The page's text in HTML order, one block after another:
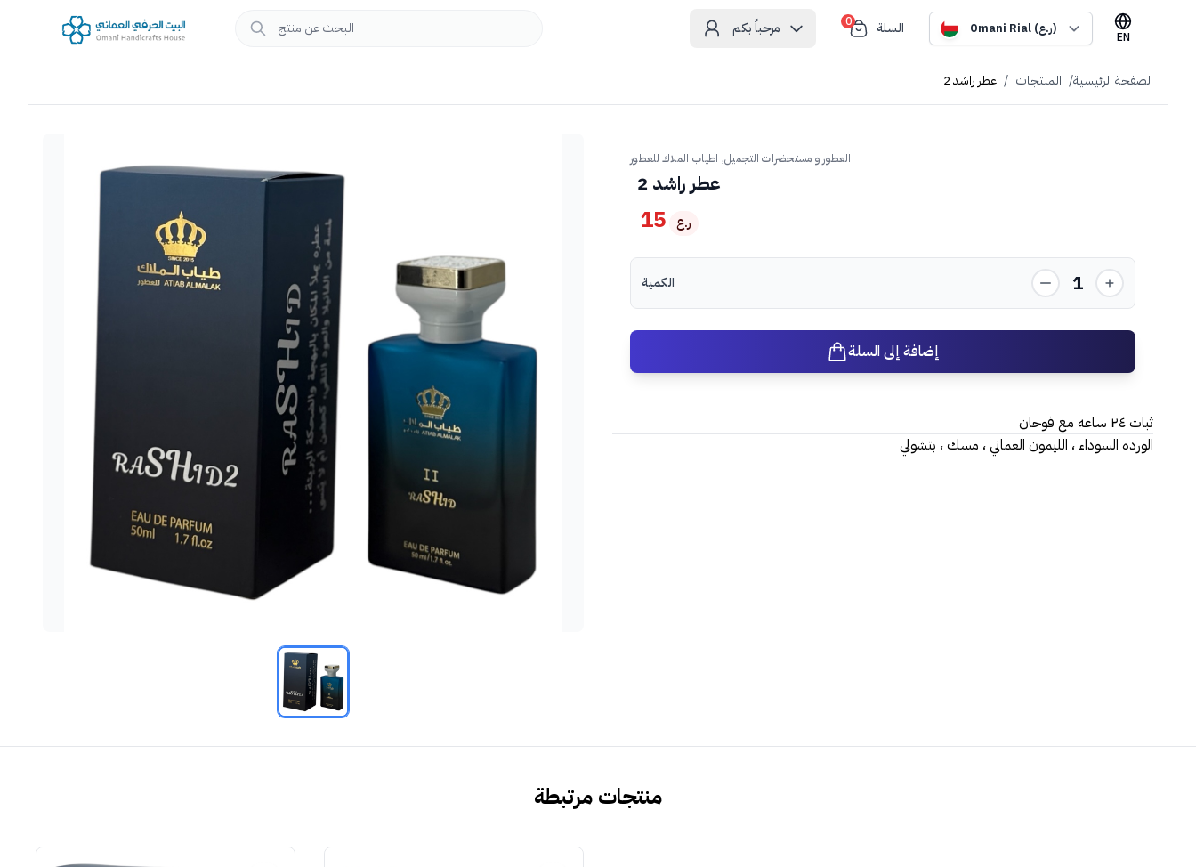
مرحباً بكم 0 السلة Omani Rial (ر.ع)
EN
الصفحة الرئيسية/ المنتجات / عطر راشد 2
العطور و مستحضرات التجميل, اطياب الملاك للعطور
عطر راشد 2
15 ر.ع
الكمية 1
إضافة إلى السلة
ثبات ٢٤ ساعه مع فوحان
الورده السوداء ، الليمون العماني ، مسك ، بتشولي
منتجات مرتبطة